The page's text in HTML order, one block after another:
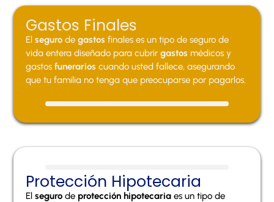
Gastos Finales
Elseguro degastos finales es un tipo de seguro de
vida entera diseñado para cubrirgastos médicos y
gastosfunerarios cuando usted fallece, asegurando
que tu familia no tenga que preocuparse por pagarlos.
Protección Hipotecaria
Elseguro deprotección hipotecaria es un tipo de